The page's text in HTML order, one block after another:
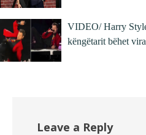
VIDEO/ Harry
këngëtarit bëhet
Leave a Reply